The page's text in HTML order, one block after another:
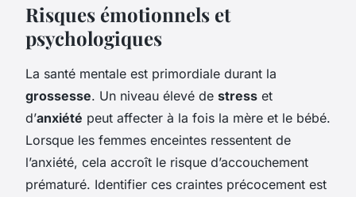
Risques émotionnels et
psychologiques
La santé mentale est primordiale durant la
grossesse. Un niveau élevé de stress et
d’anxiété peut affecter à la fois la mère et le bébé.
Lorsque les femmes enceintes ressentent de
l’anxiété, cela accroît le risque d’accouchement
prématuré. Identifier ces craintes précocement est